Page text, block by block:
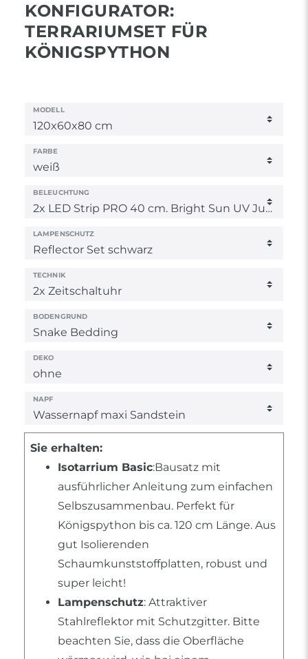
KONFIGURATOR:
TERRARIUMSET FÜR
KÖNIGSPYTHON
MODELL
FARBE
BELEUCHTUNG
LAMPENSCHUTZ
TECHNIK
BODENGRUND
DEKO
NAPF
Sie erhalten:
Isotarrium Basic:Bausatz mit
ausführlicher Anleitung zum einfachen
Selbszusammenbau. Perfekt für
Königspython bis ca. 120 cm Länge. Aus
gut Isolierenden
Schaumkunststoffplatten, robust und
super leicht!
Lampenschutz: Attraktiver
Stahlreflektor mit Schutzgitter. Bitte
beachten Sie, dass die Oberfläche